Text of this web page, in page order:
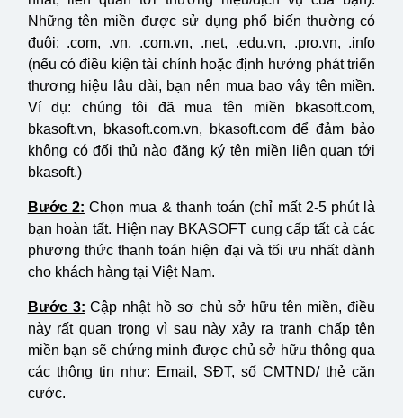
Những tên miền được sử dụng phổ biến thường có
đuôi: .com, .vn, .com.vn, .net, .edu.vn, .pro.vn, .info
(nếu có điều kiện tài chính hoặc định hướng phát triển
thương hiệu lâu dài, bạn nên mua bao vây tên miền.
Ví dụ: chúng tôi đã mua tên miền bkasoft.com,
bkasoft.vn, bkasoft.com.vn, bkasoft.com để đảm bảo
không có đối thủ nào đăng ký tên miền liên quan tới
bkasoft.)
Bước 2: Chọn mua & thanh toán (chỉ mất 2-5 phút là
bạn hoàn tất. Hiện nay BKASOFT cung cấp tất cả các
phương thức thanh toán hiện đại và tối ưu nhất dành
cho khách hàng tại Việt Nam.
Bước 3: Cập nhật hồ sơ chủ sở hữu tên miền, điều
này rất quan trọng vì sau này xảy ra tranh chấp tên
miền bạn sẽ chứng minh được chủ sở hữu thông qua
các thông tin như: Email, SĐT, số CMTND/ thẻ căn
cước.